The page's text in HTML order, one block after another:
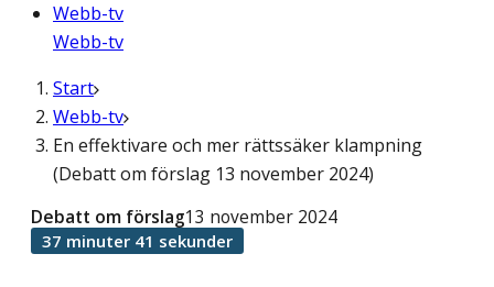
Webb-tv
Webb-tv
Start
Webb-tv
En effektivare och mer rättssäker klampning
(Debatt om förslag 13 november 2024)
Debatt om förslag13 november 2024
37 minuter 41 sekunder